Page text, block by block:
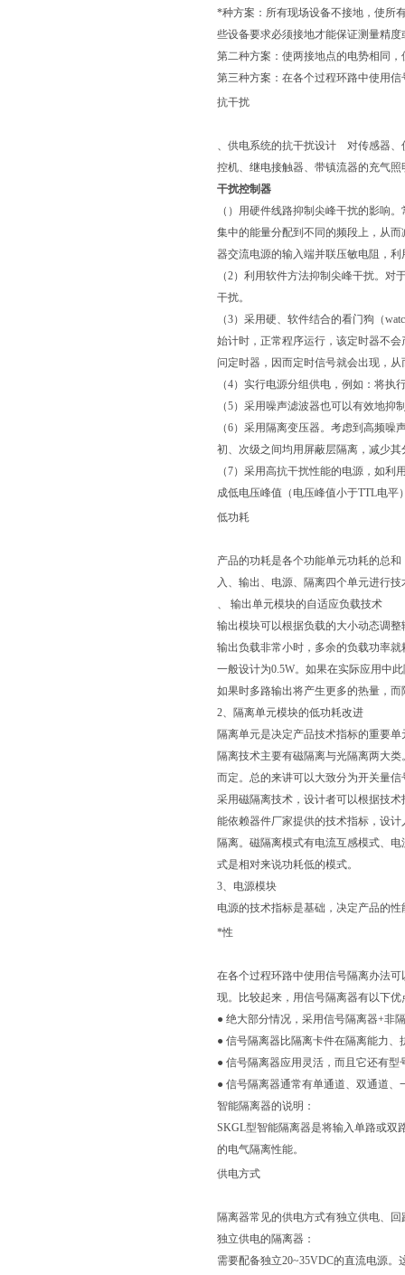
*种方案：所有现场设备不接地，使所
些设备要求必须接地才能保证测量精
第二种方案：使两接地点的电势相同
第三种方案：在各个过程环路中使用
抗干扰
、供电系统的抗干扰设计 对传感器、
控机、继电接触器、带镇流器的充气
干扰控制器
（）用硬件线路抑制尖峰干扰的影响
集中的能量分配到不同的频段上，从
器交流电源的输入端并联压敏电阻，
（2）利用软件方法抑制尖峰干扰。
干扰。
（3）采用硬、软件结合的看门狗（
始计时，正常程序运行，该定时器不
问定时器，因而定时信号就会出现，
（4）实行电源分组供电，例如：将
（5）采用噪声滤波器也可以有效地
（6）采用隔离变压器。考虑到高频
初、次级之间均用屏蔽层隔离，减少
（7）采用高抗干扰性能的电源，如
成低电压峰值（电压峰值小于TTL电
低功耗
产品的功耗是各个功能单元功耗的总
入、输出、电源、隔离四个单元进行技
、 输出单元模块的自适应负载技术
输出模块可以根据负载的大小动态调
输出负载非常小时，多余的负载功率
一般设计为0.5W。如果在实际应用中
如果时多路输出将产生更多的热量，
2、隔离单元模块的低功耗改进
隔离单元是决定产品技术指标的重要单
隔离技术主要有磁隔离与光隔离两大
而定。总的来讲可以大致分为开关量
采用磁隔离技术，设计者可以根据技
能依赖器件厂家提供的技术指标，设
隔离。磁隔离模式有电流互感模式、
式是相对来说功耗低的模式。
3、电源模块
电源的技术指标是基础，决定产品的
*性
在各个过程环路中使用信号隔离办法
现。比较起来，用信号隔离器有以下优
● 绝大部分情况，采用信号隔离器+非
● 信号隔离器比隔离卡件在隔离能力
● 信号隔离器应用灵活，而且它还有
● 信号隔离器通常有单通道、双通道
智能隔离器的说明：
SKGL型智能隔离器是将输入单路或双
的电气隔离性能。
供电方式
隔离器常见的供电方式有独立供电、
独立供电的隔离器：
需要配备独立20~35VDC的直流电源